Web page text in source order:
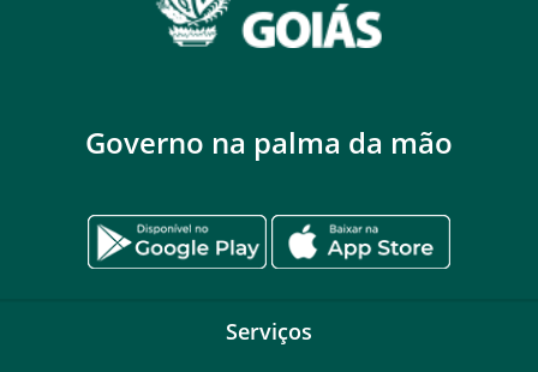
Governo na palma da mão
Serviços